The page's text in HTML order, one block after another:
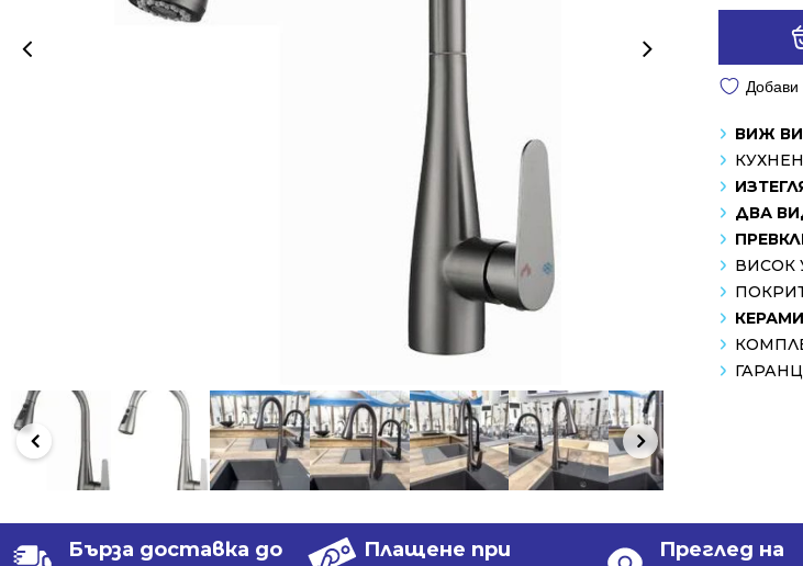
280.00
199.01
ВИЖ
ДВА
ВИСОК
Бърза доставка до
Плащене при
Преглед на